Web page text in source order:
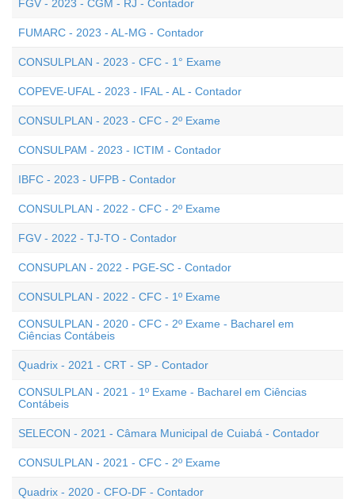
FGV - 2023 - CGM - RJ - Contador
FUMARC - 2023 - AL-MG - Contador
CONSULPLAN - 2023 - CFC - 1° Exame
COPEVE-UFAL - 2023 - IFAL - AL - Contador
CONSULPLAN - 2023 - CFC - 2º Exame
CONSULPAM - 2023 - ICTIM - Contador
IBFC - 2023 - UFPB - Contador
CONSULPLAN - 2022 - CFC - 2º Exame
FGV - 2022 - TJ-TO - Contador
CONSUPLAN - 2022 - PGE-SC - Contador
CONSULPLAN - 2022 - CFC - 1º Exame
CONSULPLAN - 2020 - CFC - 2º Exame - Bacharel em
Ciências Contábeis
Quadrix - 2021 - CRT - SP - Contador
CONSULPLAN - 2021 - 1º Exame - Bacharel em Ciências
Contábeis
SELECON - 2021 - Câmara Municipal de Cuiabá - Contador
CONSULPLAN - 2021 - CFC - 2º Exame
Quadrix - 2020 - CFO-DF - Contador